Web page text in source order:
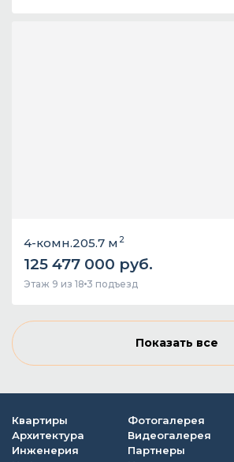
4-комн.205.7 м 2
125 477 000 руб.
Этаж 9 из 18 3 подъезд
Показать все
Квартиры
Архитектура
Инженерия
Фотогалерея
Видеогалерея
Партнеры